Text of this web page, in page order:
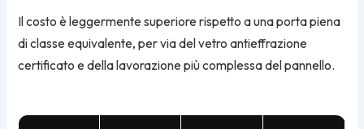
Il costo è leggermente superiore rispetto a una porta piena
di classe equivalente, per via del vetro antieffrazione
certificato e della lavorazione più complessa del pannello.